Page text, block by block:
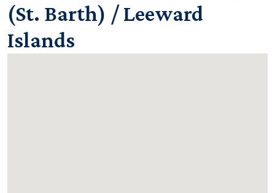
(St. Barth) / Leeward
Islands